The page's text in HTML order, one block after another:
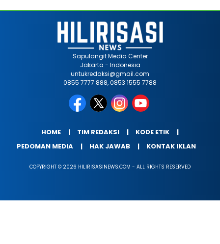
Sapulangit Media Center
Jakarta - Indonesia
untukredaksi@gmail.com
0855 7777 888, 0853 1555 7788
HOME TIM REDAKSI
KODE ETIK
PEDOMAN MEDIA
HAK JAWAB KONTAK IKLAN
COPYRIGHT © 2026 HILIRISASINEWS.COM - ALL RIGHTS RESERVED